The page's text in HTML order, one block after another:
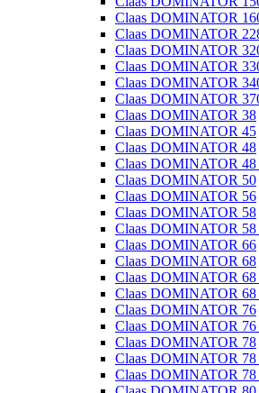
Claas DOMINATOR
Claas DOMINATOR
Claas DOMINATOR
Claas DOMINATOR
Claas DOMINATOR
Claas DOMINATOR
Claas DOMINATOR 38
Claas DOMINATOR 45
Claas DOMINATOR 48
Claas DOMINATOR 48
Claas DOMINATOR 50
Claas DOMINATOR 56
Claas DOMINATOR 58
Claas DOMINATOR 58
Claas DOMINATOR 66
Claas DOMINATOR 68
Claas DOMINATOR 68
Claas DOMINATOR 68
Claas DOMINATOR 76
Claas DOMINATOR 76
Claas DOMINATOR 78
Claas DOMINATOR 78
Claas DOMINATOR 78